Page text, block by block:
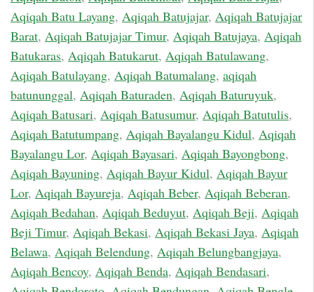
Aqiqah Batu Layang, Aqiqah Batujajar, Aqiqah Batujajar
Barat, Aqiqah Batujajar Timur, Aqiqah Batujaya, Aqiqah
Batukaras, Aqiqah Batukarut, Aqiqah Batulawang,
Aqiqah Batulayang, Aqiqah Batumalang, aqiqah
batununggal, Aqiqah Baturaden, Aqiqah Baturuyuk,
Aqiqah Batusari, Aqiqah Batusumur, Aqiqah Batutulis,
Aqiqah Batutumpang, Aqiqah Bayalangu Kidul, Aqiqah
Bayalangu Lor, Aqiqah Bayasari, Aqiqah Bayongbong,
Aqiqah Bayuning, Aqiqah Bayur Kidul, Aqiqah Bayur
Lor, Aqiqah Bayureja, Aqiqah Beber, Aqiqah Beberan,
Aqiqah Bedahan, Aqiqah Beduyut, Aqiqah Beji, Aqiqah
Beji Timur, Aqiqah Bekasi, Aqiqah Bekasi Jaya, Aqiqah
Belawa, Aqiqah Belendung, Aqiqah Belungbangjaya,
Aqiqah Bencoy, Aqiqah Benda, Aqiqah Bendasari,